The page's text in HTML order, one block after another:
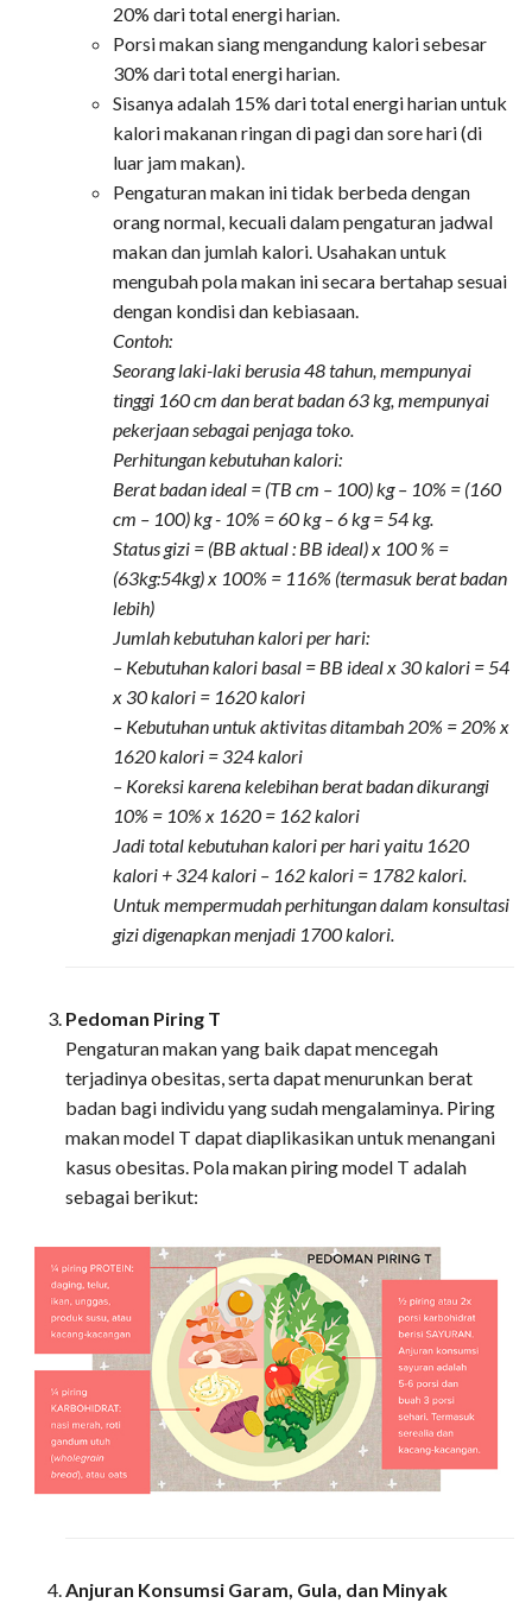
20% dari total energi harian.
Porsi makan siang mengandung kalori sebesar
30% dari total energi harian.
Sisanya adalah 15% dari total energi harian untuk
kalori makanan ringan di pagi dan sore hari (di
luar jam makan).
Pengaturan makan ini tidak berbeda dengan
orang normal, kecuali dalam pengaturan jadwal
makan dan jumlah kalori. Usahakan untuk
mengubah pola makan ini secara bertahap sesuai
dengan kondisi dan kebiasaan.
Contoh:
Seorang laki-laki berusia 48 tahun, mempunyai
tinggi 160 cm dan berat badan 63 kg, mempunyai
pekerjaan sebagai penjaga toko.
Perhitungan kebutuhan kalori:
Berat badan ideal = (TB cm – 100) kg – 10% = (160
cm – 100) kg - 10% = 60 kg – 6 kg = 54 kg.
Status gizi = (BB aktual : BB ideal) x 100 % =
(63kg:54kg) x 100% = 116% (termasuk berat badan
lebih)
Jumlah kebutuhan kalori per hari:
– Kebutuhan kalori basal = BB ideal x 30 kalori = 54
x 30 kalori = 1620 kalori
– Kebutuhan untuk aktivitas ditambah 20% = 20% x
1620 kalori = 324 kalori
– Koreksi karena kelebihan berat badan dikurangi
10% = 10% x 1620 = 162 kalori
Jadi total kebutuhan kalori per hari yaitu 1620
kalori + 324 kalori – 162 kalori = 1782 kalori.
Untuk mempermudah perhitungan dalam konsultasi
gizi digenapkan menjadi 1700 kalori.
Pedoman Piring T
Pengaturan makan yang baik dapat mencegah
terjadinya obesitas, serta dapat menurunkan berat
badan bagi individu yang sudah mengalaminya. Piring
makan model T dapat diaplikasikan untuk menangani
kasus obesitas. Pola makan piring model T adalah
sebagai berikut:
Anjuran Konsumsi Garam, Gula, dan Minyak